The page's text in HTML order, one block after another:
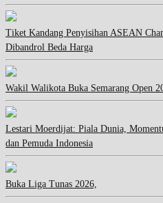
Tiket Kandang Penyisihan ASEAN
Dibandrol Beda Harga
Wakil Walikota Buka Semarang Open
Lestari Moerdijat: Piala Dunia,
dan Pemuda Indonesia
Buka Liga Tunas 2026,